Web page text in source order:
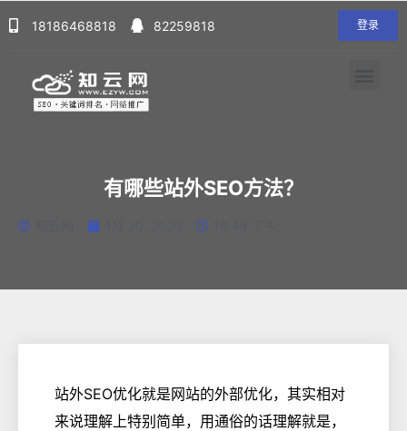
18186468818 82259818 登录
有哪些站外SEO方法？
站外SEO优化就是网站的外部优化，其实相对
来说理解上特别简单，用通俗的话理解就是，